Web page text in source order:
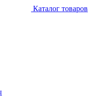
Каталог товаров